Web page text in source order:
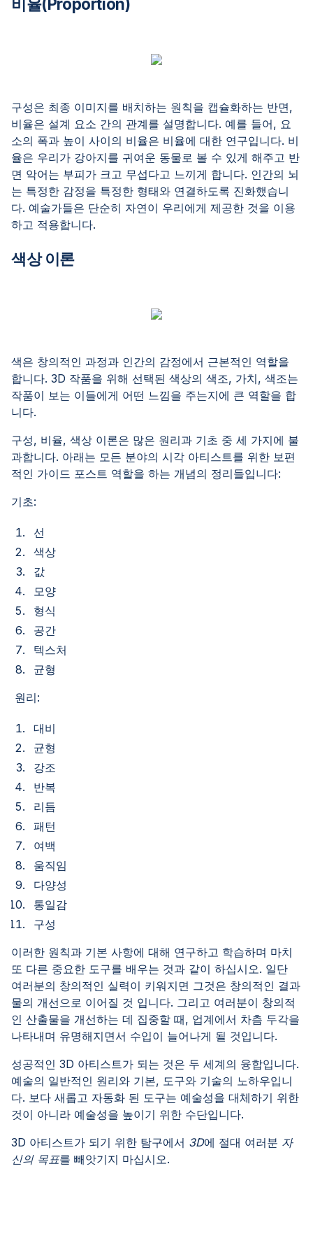
구성은 최종 이미지를 배치하는 원칙을 캡슐화하는 반면,
비율은 설계 요소 간의 관계를 설명합니다. 예를 들어, 요
소의 폭과 높이 사이의 비율은 비율에 대한 연구입니다. 비
율은 우리가 강아지를 귀여운 동물로 볼 수 있게 해주고 반
면 악어는 부피가 크고 무섭다고 느끼게 합니다. 인간의 뇌
는 특정한 감정을 특정한 형태와 연결하도록 진화했습니
다. 예술가들은 단순히 자연이 우리에게 제공한 것을 이용
하고 적용합니다.
색상 이론
색은 창의적인 과정과 인간의 감정에서 근본적인 역할을
합니다. 3D 작품을 위해 선택된 색상의 색조, 가치, 색조는
작품이 보는 이들에게 어떤 느낌을 주는지에 큰 역할을 합
니다.
구성, 비율, 색상 이론은 많은 원리과 기초 중 세 가지에 불
과합니다. 아래는 모든 분야의 시각 아티스트를 위한 보편
적인 가이드 포스트 역할을 하는 개념의 정리들입니다:
기초:
선
색상
값
모양
형식
공간
텍스처
균형
원리:
대비
균형
강조
반복
리듬
패턴
여백
움직임
다양성
통일감
구성
이러한 원칙과 기본 사항에 대해 연구하고 학습하며 마치
또 다른 중요한 도구를 배우는 것과 같이 하십시오. 일단
여러분의 창의적인 실력이 키워지면 그것은 창의적인 결과
물의 개선으로 이어질 것 입니다. 그리고 여러분이 창의적
인 산출물을 개선하는 데 집중할 때, 업계에서 차츰 두각을
나타내며 유명해지면서 수입이 늘어나게 될 것입니다.
성공적인 3D 아티스트가 되는 것은 두 세계의 융합입니다.
예술의 일반적인 원리와 기본, 도구와 기술의 노하우입니
다. 보다 새롭고 자동화 된 도구는 예술성을 대체하기 위한
것이 아니라 예술성을 높이기 위한 수단입니다.
3D 아티스트가 되기 위한 탐구에서 3D에 절대 여러분 자
신의 목표를 빼앗기지 마십시오.